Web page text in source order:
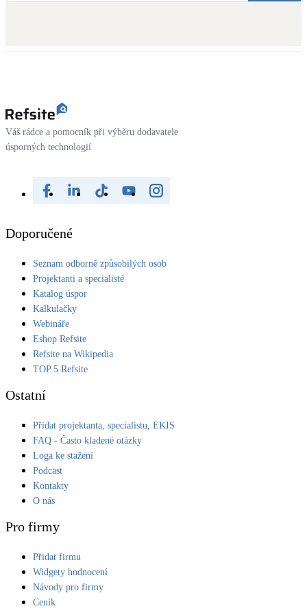
Váš rádce a pomocník při výběru dodavatele
úsporných technologií
Doporučené
Seznam odborně způsobilých osob
Projektanti a specialisté
Katalog úspor
Kalkulačky
Webináře
Eshop Refsite
Refsite na Wikipedia
TOP 5 Refsite
Ostatní
Přidat projektanta, specialistu, EKIS
FAQ - Často kladené otázky
Loga ke stažení
Podcast
Kontakty
O nás
Pro firmy
Přidat firmu
Widgety hodnocení
Návody pro firmy
Ceník